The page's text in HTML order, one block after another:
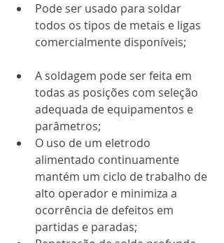
Pode ser usado para soldar
todos os tipos de metais e ligas
comercialmente disponíveis;
A soldagem pode ser feita em
todas as posições com seleção
adequada de equipamentos e
parâmetros;
O uso de um eletrodo
alimentado continuamente
mantém um ciclo de trabalho de
alto operador e minimiza a
ocorrência de defeitos em
partidas e paradas;